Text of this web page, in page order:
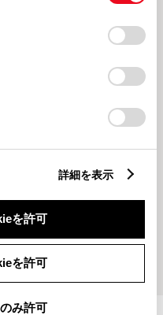
)が保存されることに同
ッキー)のオプトアウト、
にあたっては、当社の
いについて
」をご覧くだ
詳細を表示
を許可
を許可
み許可
年末年始休業&工事のご案内【奈